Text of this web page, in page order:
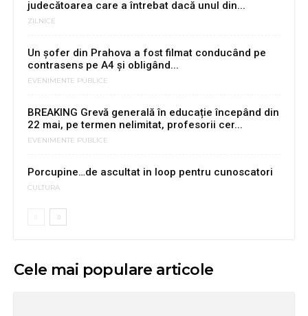
judecătoarea care a întrebat dacă unul din...
ZILNICE
Un șofer din Prahova a fost filmat conducând pe
contrasens pe A4 și obligând...
EVENIMENTE PUBLICE
BREAKING Grevă generală în educație începând din
22 mai, pe termen nelimitat, profesorii cer...
EVENIMENTE PUBLICE
Porcupine…de ascultat in loop pentru cunoscatori
CULTURA
Cele mai populare articole